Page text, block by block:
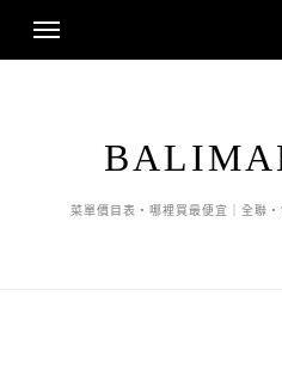
菜單價目表・哪裡買最便宜｜全聯